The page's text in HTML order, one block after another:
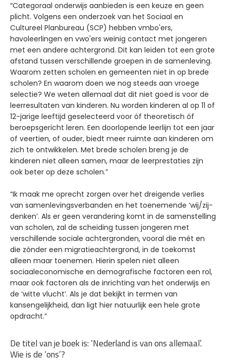
“Categoraal onderwijs aanbieden is een keuze en geen
plicht. Volgens een onderzoek van het Sociaal en
Cultureel Planbureau (SCP) hebben vmbo'ers,
havoleerlingen en vwo'ers weinig contact met jongeren
met een andere achtergrond. Dit kan leiden tot een grote
afstand tussen verschillende groepen in de samenleving.
Waarom zetten scholen en gemeenten niet in op brede
scholen? En waarom doen we nog steeds aan vroege
selectie? We weten allemaal dat dit niet goed is voor de
leerresultaten van kinderen. Nu worden kinderen al op 11 of
12-jarige leeftijd geselecteerd voor óf theoretisch óf
beroepsgericht leren. Een doorlopende leerlijn tot een jaar
of veertien, of ouder, biedt meer ruimte aan kinderen om
zich te ontwikkelen. Met brede scholen breng je de
kinderen niet alleen samen, maar de leerprestaties zijn
ook beter op deze scholen.”
“Ik maak me oprecht zorgen over het dreigende verlies
van samenlevingsverbanden en het toenemende ‘wij/zij-
denken’. Als er geen verandering komt in de samenstelling
van scholen, zal de scheiding tussen jongeren met
verschillende sociale achtergronden, vooral die mét en
die zónder een migratieachtergrond, in de toekomst
alleen maar toenemen. Hierin spelen niet alleen
sociaaleconomische en demografische factoren een rol,
maar ook factoren als de inrichting van het onderwijs en
de ‘witte vlucht’. Als je dat bekijkt in termen van
kansengelijkheid, dan ligt hier natuurlijk een hele grote
opdracht.”
De titel van je boek is: ‘Nederland is van ons allemaal’.
Wie is de ‘ons’?